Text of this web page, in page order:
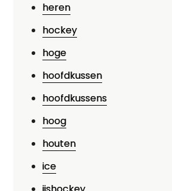
heren
hockey
hoge
hoofdkussen
hoofdkussens
hoog
houten
ice